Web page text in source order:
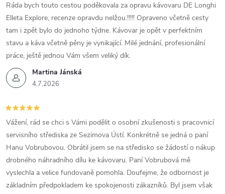
Martina Jánská
4.7.2026
Ráda bych touto cestou poděkovala za opravu kávovaru DE Longhi
Elleta Explore, recenze opravdu nelžou.!!!!! Opraveno včetně cesty
tam i zpět bylo do jednoho týdne. Kávovar je opět v perfektním
stavu a káva včetně pěny je vynikající. Milé jednání, profesionální
práce, ještě jednou Vám všem veliký dík.
Vážení, rád se chci s Vámi podělit o osobní zkušenosti s pracovnicí
servisního střediska ze Sezimova Ústí. Konkrétně se jedná o paní
Hanu Vobrubovou. Obrátil jsem se na středisko se žádostí o nákup
drobného náhradního dílu ke kávovaru. Paní Vobrubová mě
vyslechla a velice fundovaně pomohla. Doufejme, že odbornost je
základním předpokladem ke spokojenosti zákazníků. Byl jsem však